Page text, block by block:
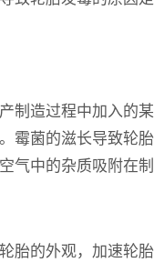
制造过程中加入的
霉菌的滋长导致轮
气中的杂质吸附在
胎的外观，加速轮胎